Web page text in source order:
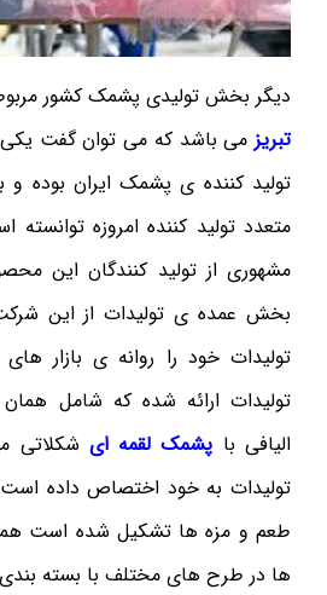
دیگر بخش تولیدی پشمک کشور
تبریز می باشد که می توان گفت
تولید کننده ی پشمک ایران بوده
متعدد تولید کننده امروزه
مشهوری از تولید کنندگان این
بخش عمده ی تولیدات از این
تولیدات خود را روانه ی بازار
تولیدات ارائه شده که شامل
الیافی با پشمک لقمه ای شکلاتی
تولیدات به خود اختصاص داده است
طعم و مزه ها تشکیل شده است
ها در طرح های مختلف با بسته